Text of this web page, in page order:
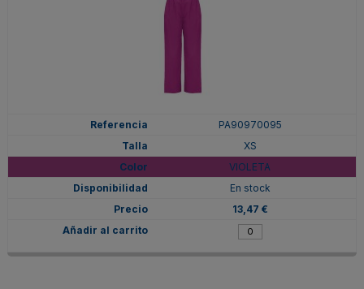
PA90970095
XS
VIOLETA
En stock
13,47 €